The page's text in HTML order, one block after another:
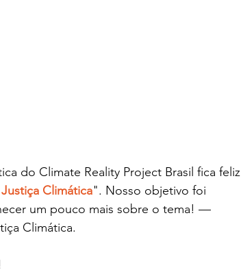
do Climate Reality Project Brasil fica feliz
Climática". Nosso objetivo foi
um pouco mais sobre o tema! —
Climática.